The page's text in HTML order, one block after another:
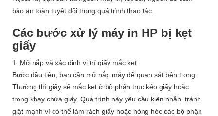
bảo an toàn tuyệt đối trong quá trình thao tác.
Các bước xử lý máy in HP bị kẹt
giấy
1. Mở nắp và xác định vị trí giấy mắc kẹt
Bước đầu tiên, bạn cần mở nắp máy để quan sát bên trong.
Thường thì giấy sẽ mắc kẹt ở bộ phận trục kéo giấy hoặc
trong khay chứa giấy. Quá trình này yêu cầu kiên nhẫn, tránh
giật mạnh vì có thể làm rách giấy hoặc hỏng hóc các bộ phận